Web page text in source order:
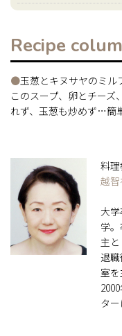
Recipe
●玉葱とキヌサヤのミル
このスープ、卵とチー
れず、玉葱も炒めず…簡
料
越
大
学
主
退
室を
タ